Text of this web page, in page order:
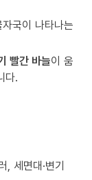
국이 나타나는
빨간 바늘이 움
다.
, 세면대·변기